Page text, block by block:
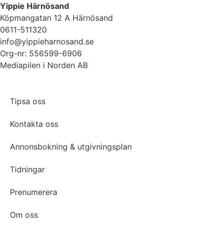
Yippie Härnösand
Köpmangatan 12 A Härnösand
0611-511320
info@yippieharnosand.se
Org-nr: 556599-6906
Mediapilen i Norden AB
Tipsa oss
Kontakta oss
Annonsbokning & utgivningsplan
Tidningar
Prenumerera
Om oss